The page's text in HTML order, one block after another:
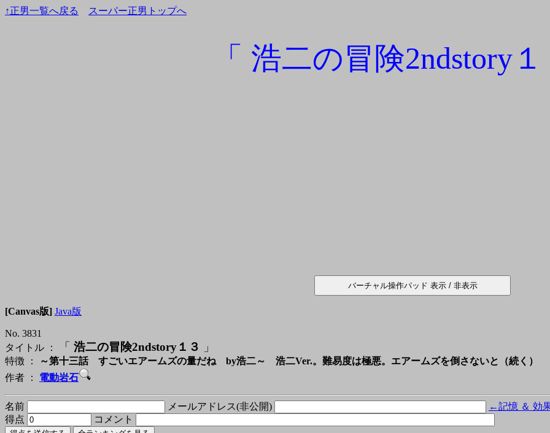
↑正男一覧へ戻る スーパー正男トップへ
「 浩二の冒険2ndstory
[Canvas版] Java版
No. 3831
タイトル ：
「 浩二の冒険2ndstory１３ 」
特徴 ：
～第十三話 すごいエアームズの量だね by浩二～ 浩二Ver.。難易度は極悪。エアームズを倒さないと（続く）
作者 ： 電動岩石
名前 メールアドレス(非公開)
←記憶 ＆ 効
得点
コメント